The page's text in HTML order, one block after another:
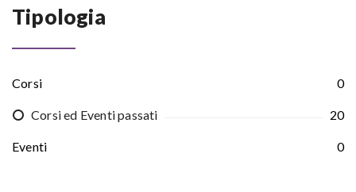
Tipologia
Corsi 0
Corsi ed Eventi passati 20
Eventi 0